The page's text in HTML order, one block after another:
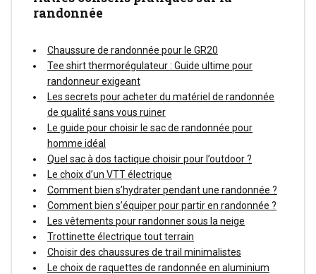
randonnée
Chaussure de randonnée pour le GR20
Tee shirt thermorégulateur : Guide ultime pour
randonneur exigeant
Les secrets pour acheter du matériel de randonnée
de qualité sans vous ruiner
Le guide pour choisir le sac de randonnée pour
homme idéal
Quel sac à dos tactique choisir pour l’outdoor ?
Le choix d’un VTT électrique
Comment bien s’hydrater pendant une randonnée ?
Comment bien s’équiper pour partir en randonnée ?
Les vêtements pour randonner sous la neige
Trottinette électrique tout terrain
Choisir des chaussures de trail minimalistes
Le choix de raquettes de randonnée en aluminium